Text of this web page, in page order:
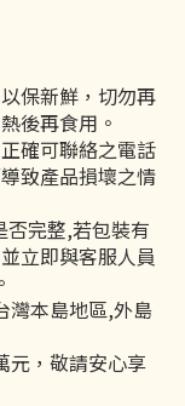
保新鮮，切勿再
後再食用。
確可聯絡之電話
致產品損壞之情
完整,若包裝有
立即與客服人員
灣本島地區,外島
元，敬請安心享